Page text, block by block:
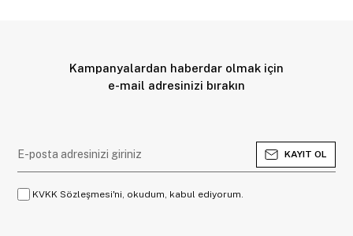
Kampanyalardan haberdar olmak için
e-mail adresinizi bırakın
KAYIT OL
KVKK Sözleşmesi'ni, okudum, kabul ediyorum.